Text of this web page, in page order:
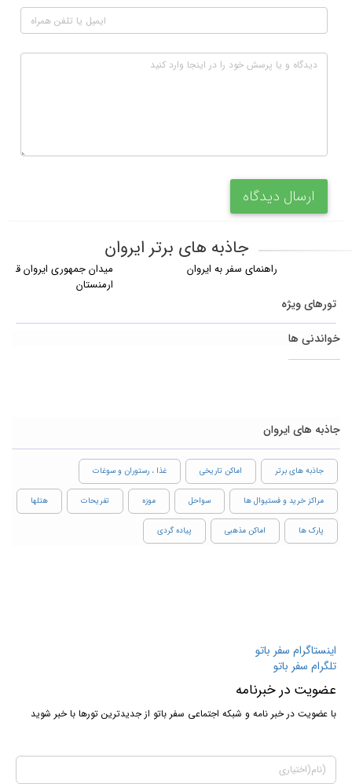
ارسال دیدگاه
جاذبه های برتر ایروان
راهنمای سفر به ایروان
میدان جمهوری ایروان قلب
ارمنستان
تورهای ویژه
خواندنی ها
جاذبه های ایروان
جاذبه های برتر اماکن تاریخی غذا ، رستوران و سوغات
مراکز خرید و فستیوال ها سواحل موزه تفریحات هتلها
پارک ها اماکن مذهبی پیاده گردی
اینستاگرام سفر باتو
تلگرام سفر باتو
عضویت در خبرنامه
با عضویت در خبر نامه و شبکه اجتماعی سفر باتو از جدیدترین تورها با خبر شوید